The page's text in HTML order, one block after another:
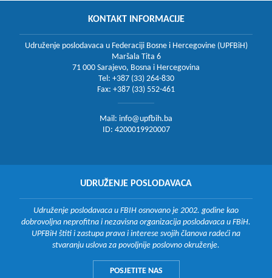
KONTAKT INFORMACIJE
Udruženje poslodavaca u Federaciji Bosne i Hercegovine (UPFBiH)
Maršala Tita 6
71 000 Sarajevo, Bosna i Hercegovina
Tel: +387 (33) 264-830
Fax: +387 (33) 552-461
Mail: info@upfbih.ba
ID: 4200019920007
UDRUŽENJE POSLODAVACA
Udruženje poslodavaca u FBIH osnovano je 2002. godine kao
dobrovoljna neprofitna i nezavisna organizacija poslodavaca u FBiH.
UPFBiH štiti i zastupa prava i interese svojih članova radeći na
stvaranju uslova za povoljnije poslovno okruženje.
POSJETITE NAS